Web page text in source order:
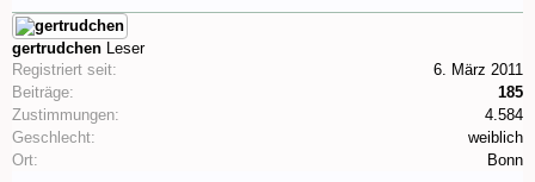
gertrudchen Leser
Registriert seit:
6. März 2011
Beiträge:
185
Zustimmungen:
4.584
Geschlecht:
weiblich
Ort:
Bonn